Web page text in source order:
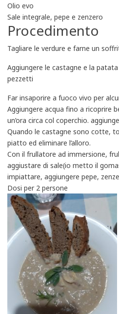
Olio evo
Sale integrale, pepe e zenzero
Procedimento
Tagliare le verdure e farne un
Aggiungere le castagne e la
pezzetti
Far insaporire a fuoco vivo per
Aggiungere acqua fino a ricoprire
un’ora circa col coperchio.
Quando le castagne sono cotte,
piatto ed eliminare l’alloro.
Con il frullatore ad immersione,
aggiustare di sale(io metto il
impiattare, aggiungere pepe,
Dosi per 2 persone